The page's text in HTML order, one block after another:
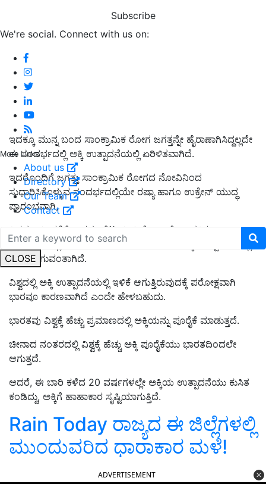
Subscribe
We're social. Connect with us on:
More Links
About us
Directory
Our Team
Contact
CLOSE
ಇದಕ್ಕೂ ಮುನ್ನ ಬಂದ ಸಾಂಕ್ರಾಮಿಕ ರೋಗ ಜಗತ್ತನ್ನೇ ಹೈರಾಣಾಗಿಸಿದ್ದಲ್ಲದೇ
ಈ ಸಂದರ್ಭದಲ್ಲಿ ಅಕ್ಕಿ ಉತ್ಪಾದನೆಯಲ್ಲಿ ಏರಿಳಿತವಾಗಿದೆ.
ಇದರೊಂದಿಗೆ ಜಗತ್ತು ಸಾಂಕ್ರಾಮಿಕ ರೋಗದ ನೋವಿನಿಂದ
ಸುಧಾರಿಸಿಕೊಳ್ಳುವ ಸಂದರ್ಭದಲ್ಲಿಯೇ ರಷ್ಯಾ ಹಾಗೂ ಉಕ್ರೇನ್ ಯುದ್ಧ
ಪ್ರಾರಂಭವಾಗಿ,
ವಿಶ್ವದ ಆರ್ಥಿಕತೆಗೆ ಸಾಕಷ್ಟು ಪೆಟ್ಟು ನೀಡಿದೆ. ಅಲ್ಲದೇ ಜಾಗತಿಕ
ತಾಪಮಾನದಲ್ಲಿ ಆಗಿರುವ ಹಲವು ಬದಲಾವಣೆಗಳು ಅಕ್ಕಿ ಉತ್ಪಾದನೆಯಲ್ಲಿ
ಕುಸಿತವಾಗುವಂತಾಗಿದೆ.
ವಿಶ್ವದಲ್ಲಿ ಅಕ್ಕಿ ಉತ್ಪಾದನೆಯಲ್ಲಿ ಇಳಿಕೆ ಆಗುತ್ತಿರುವುದಕ್ಕೆ ಪರೋಕ್ಷವಾಗಿ
ಭಾರವೂ ಕಾರಣವಾಗಿದೆ ಎಂದೇ ಹೇಳಬಹುದು.
ಭಾರತವು ವಿಶ್ವಕ್ಕೆ ಹೆಚ್ಚು ಪ್ರಮಾಣದಲ್ಲಿ ಅಕ್ಕಿಯನ್ನು ಪೂರೈಕೆ ಮಾಡುತ್ತದೆ.
ಚೀನಾದ ನಂತರದಲ್ಲಿ ವಿಶ್ವಕ್ಕೆ ಹೆಚ್ಚು ಅಕ್ಕಿ ಪೂರೈಕೆಯು ಭಾರತದಿಂದಲೇ
ಆಗುತ್ತದೆ.
ಆದರೆ, ಈ ಬಾರಿ ಕಳೆದ 20 ವರ್ಷಗಳಲ್ಲೇ ಅಕ್ಕಿಯ ಉತ್ಪಾದನೆಯು ಕುಸಿತ
ಕಂಡಿದ್ದು, ಅಕ್ಕಿಗೆ ಹಾಹಾಕಾರ ಸೃಷ್ಟಿಯಾಗುತ್ತಿದೆ.
Rain Today ರಾಜ್ಯದ ಈ ಜಿಲ್ಲೆಗಳಲ್ಲಿ
ಮುಂದುವರಿದ ಧಾರಾಕಾರ ಮಳೆ!
ADVERTISEMENT